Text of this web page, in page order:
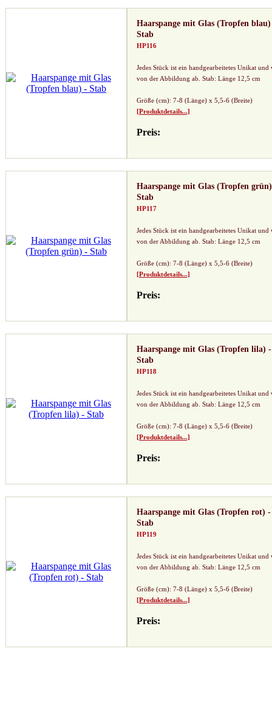
Haarspange mit Glas (Tropfen
Stab
HP116
Jedes Stück ist ein handgearbeitetes Unikat und
von der Abbildung ab. Stab: Länge 12,5 cm
Größe (cm): 7-8 (Länge) x 5,5-6 (Breite)
[Produktdetails...]
Preis:
Haarspange mit Glas (Tropfen
Stab
HP117
Jedes Stück ist ein handgearbeitetes Unikat und
von der Abbildung ab. Stab: Länge 12,5 cm
Größe (cm): 7-8 (Länge) x 5,5-6 (Breite)
[Produktdetails...]
Preis:
Haarspange mit Glas (Tropfen lila) -
Stab
HP118
Jedes Stück ist ein handgearbeitetes Unikat und
von der Abbildung ab. Stab: Länge 12,5 cm
Größe (cm): 7-8 (Länge) x 5,5-6 (Breite)
[Produktdetails...]
Preis:
Haarspange mit Glas (Tropfen rot) -
Stab
HP119
Jedes Stück ist ein handgearbeitetes Unikat und
von der Abbildung ab. Stab: Länge 12,5 cm
Größe (cm): 7-8 (Länge) x 5,5-6 (Breite)
[Produktdetails...]
Preis: